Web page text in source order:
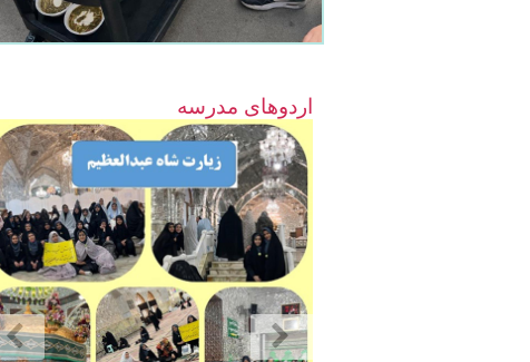
اردوهای مدرسه